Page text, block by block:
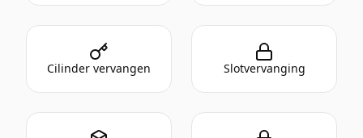
Cilinder vervangen Slotvervanging